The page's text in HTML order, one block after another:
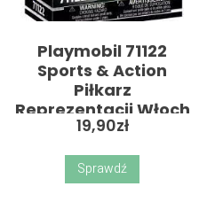
Playmobil 71122
Sports & Action
Piłkarz
Reprezentacji Włoch
19,90zł
Sprawdź